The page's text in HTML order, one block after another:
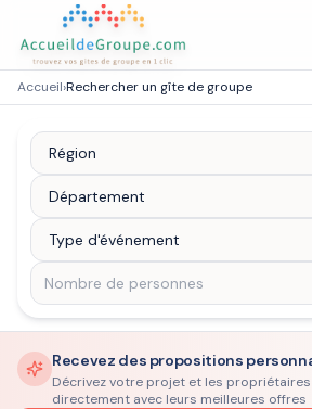
Accueil›Rechercher un gîte de groupe
Recevez des propositions
Décrivez votre projet et les
directement avec leurs meilleures offres